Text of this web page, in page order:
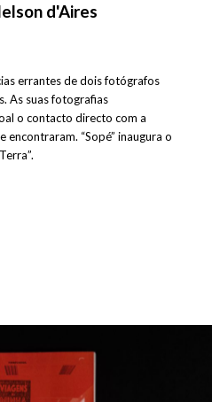
d'Aires
errantes de dois fotógrafos
As suas fotografias
o contacto directo com a
encontraram. “Sopé” inaugura o